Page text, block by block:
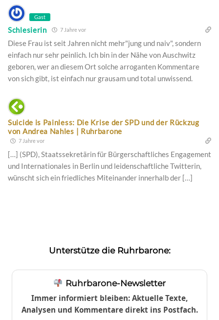
Gast
Schlesierin 7 Jahre vor
Diese Frau ist seit Jahren nicht mehr"jung und naiv", sondern
einfach nur sehr peinlich. Ich bin in der Nähe von Auschwitz
geboren, wer an diesem Ort solche arroganten Kommentare
von sich gibt, ist einfach nur grausam und total unwissend.
Suicide is Painless: Die Krise der SPD und der Rückzug
von Andrea Nahles | Ruhrbarone
7 Jahre vor
[…] (SPD), Staatssekretärin für Bürgerschaftliches Engagement
und Internationales in Berlin und leidenschaftliche Twitterin,
wünscht sich ein friedliches Miteinander innerhalb der […]
Unterstütze die Ruhrbarone:
Ruhrbarone-Newsletter
Immer informiert bleiben: Aktuelle Texte,
Analysen und Kommentare direkt ins Postfach.